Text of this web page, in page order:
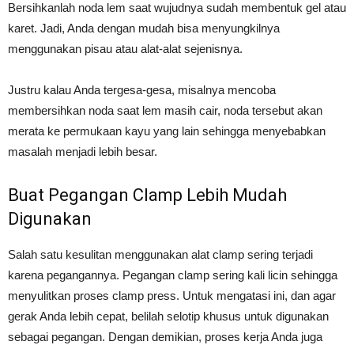
Bersihkanlah noda lem saat wujudnya sudah membentuk gel atau
karet. Jadi, Anda dengan mudah bisa menyungkilnya
menggunakan pisau atau alat-alat sejenisnya.
Justru kalau Anda tergesa-gesa, misalnya mencoba
membersihkan noda saat lem masih cair, noda tersebut akan
merata ke permukaan kayu yang lain sehingga menyebabkan
masalah menjadi lebih besar.
Buat Pegangan Clamp Lebih Mudah
Digunakan
Salah satu kesulitan menggunakan alat clamp sering terjadi
karena pegangannya. Pegangan clamp sering kali licin sehingga
menyulitkan proses clamp press. Untuk mengatasi ini, dan agar
gerak Anda lebih cepat, belilah selotip khusus untuk digunakan
sebagai pegangan. Dengan demikian, proses kerja Anda juga